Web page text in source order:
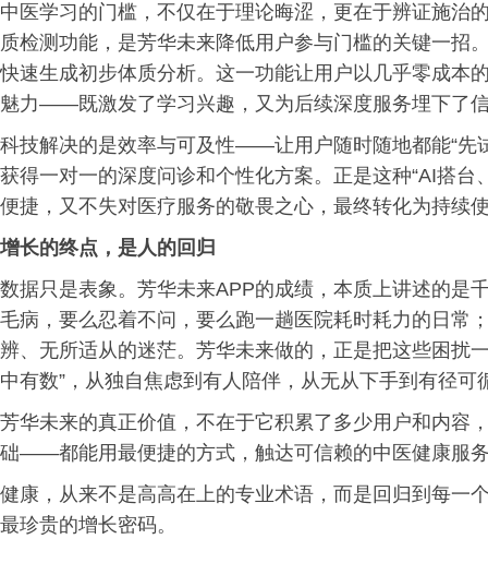
中医学习的门槛，不仅在于理论晦涩，更在于辨证施治
质检测功能，是芳华未来降低用户参与门槛的关键一招
快速生成初步体质分析。这一功能让用户以几乎零成本
魅力——既激发了学习兴趣，又为后续深度服务埋下了
科技解决的是效率与可及性——让用户随时随地都能“先
获得一对一的深度问诊和个性化方案。正是这种“AI搭
便捷，又不失对医疗服务的敬畏之心，最终转化为持续
增长的终点，是人的回归
数据只是表象。芳华未来APP的成绩，本质上讲述的
毛病，要么忍着不问，要么跑一趟医院耗时耗力的日常
辨、无所适从的迷茫。芳华未来做的，正是把这些困扰
中有数”，从独自焦虑到有人陪伴，从无从下手到有径
芳华未来的真正价值，不在于它积累了多少用户和内
础——都能用最便捷的方式，触达可信赖的中医健康服
健康，从来不是高高在上的专业术语，而是回归到每一
最珍贵的增长密码。